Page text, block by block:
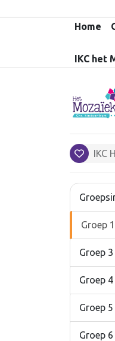
Home
IKC het
IKC
Groep
Groep 3
Groep 4
Groep 5
Groep 6